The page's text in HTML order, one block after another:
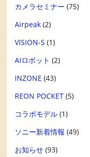
カメラセミナー (75)
Airpeak (2)
VISION-S (1)
AIロボット (2)
INZONE (43)
REON POCKET (5)
コラボモデル (1)
ソニー新着情報 (49)
お知らせ (93)